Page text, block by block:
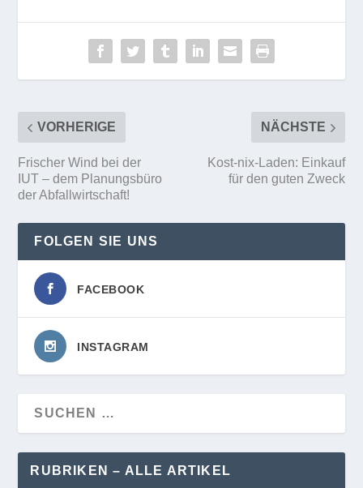
VORHERIGE
Frischer Wind bei der
IUT – dem Planungsbüro
der Abfallwirtschaft!
NÄCHSTE
Kost-nix-Laden: Einkauf
für den guten Zweck
FOLGEN SIE UNS
FACEBOOK
INSTAGRAM
RUBRIKEN – ALLE ARTIKEL